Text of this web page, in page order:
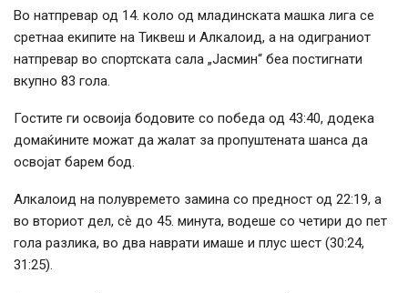
Во натпревар од 14. коло од младинската машка лига се
сретнаа екипите на Тиквеш и Алкалоид, а на одиграниот
натпревар во спортската сала „Јасмин“ беа постигнати
вкупно 83 гола.
Гостите ги освоија бодовите со победа од 43:40, додека
домаќините можат да жалат за пропуштената шанса да
освојат барем бод.
Алкалоид на полувремето замина со предност од 22:19, а
во вториот дел, сè до 45. минута, водеше со четири до пет
гола разлика, во два наврати имаше и плус шест (30:24,
31:25).